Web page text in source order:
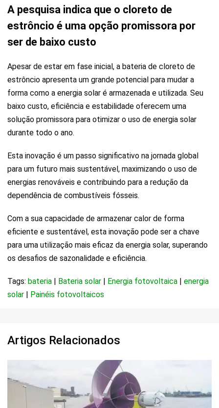
A pesquisa indica que o cloreto de
estrôncio é uma opção promissora por
ser de baixo custo
Apesar de estar em fase inicial, a bateria de cloreto de
estrôncio apresenta um grande potencial para mudar a
forma como a energia solar é armazenada e utilizada. Seu
baixo custo, eficiência e estabilidade oferecem uma
solução promissora para otimizar o uso de energia solar
durante todo o ano.
Esta inovação é um passo significativo na jornada global
para um futuro mais sustentável, maximizando o uso de
energias renováveis e contribuindo para a redução da
dependência de combustíveis fósseis.
Com a sua capacidade de armazenar calor de forma
eficiente e sustentável, esta inovação pode ser a chave
para uma utilização mais eficaz da energia solar, superando
os desafios de sazonalidade e eficiência.
Tags: bateria Bateria solar Energia fotovoltaica
energia
solar
Painéis fotovoltaicos
Artigos Relacionados